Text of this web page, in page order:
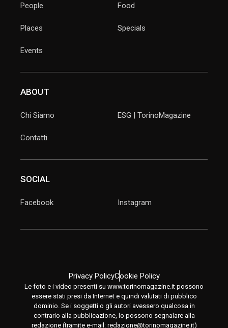
People
Places
Events
Food
Specials
ABOUT
Chi Siamo
Contatti
ESG | TorinoMagazine
SOCIAL
Facebook Instagram
Privacy PolicyCookie Policy
Le foto e i video presenti su www.torinomagazine.it possono
essere stati presi da Internet e quindi valutati di pubblico
dominio. Se i soggetti o gli autori avessero qualcosa in
contrario alla pubblicazione, lo possono segnalare alla
redazione (tramite e-mail: redazione@torinomagazine.it)